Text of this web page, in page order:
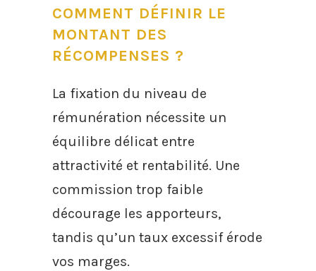
COMMENT DÉFINIR LE
MONTANT DES
RÉCOMPENSES ?
La fixation du niveau de
rémunération nécessite un
équilibre délicat entre
attractivité et rentabilité. Une
commission trop faible
décourage les apporteurs,
tandis qu’un taux excessif érode
vos marges.